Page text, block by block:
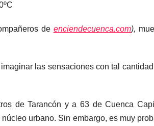
de enciendecuenca.com),
las sensaciones con tal
de Tarancón y a 63 de Cuenca
urbano. Sin embargo, es muy